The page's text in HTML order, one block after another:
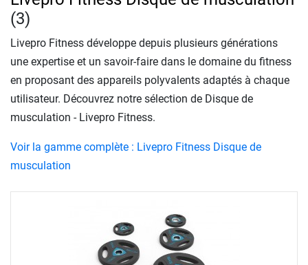
(3)
Livepro Fitness développe depuis plusieurs générations
une expertise et un savoir-faire dans le domaine du fitness
en proposant des appareils polyvalents adaptés à chaque
utilisateur. Découvrez notre sélection de Disque de
musculation - Livepro Fitness.
Voir la gamme complète : Livepro Fitness Disque de
musculation